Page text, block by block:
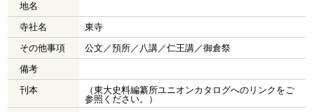
地名
寺社名
東寺
その他事項
公文／預所／八講／仁王講／御倉祭
備考
刊本
（東大史料編纂所ユニオンカタログへのリンクをご
参照ください。）